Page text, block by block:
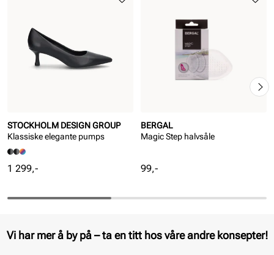
STOCKHOLM DESIGN GROUP
Klassiske elegante pumps
Pris
1 299,-
BERGAL
Magic Step halvsåle
Pris
99,-
Vi har mer å by på – ta en titt hos våre andre konsepter!